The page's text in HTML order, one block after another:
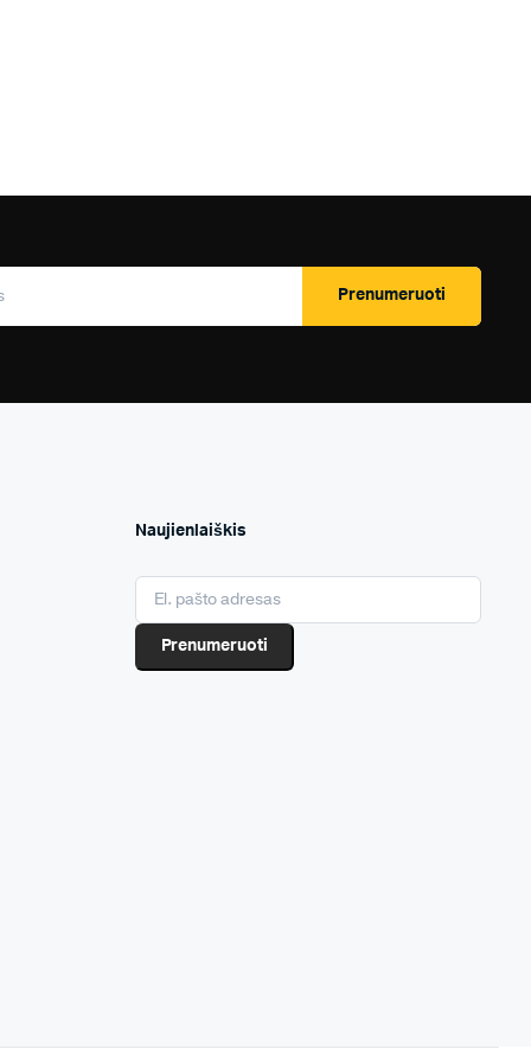
Prenumeruoti
Naujienlaiškis
Prenumeruoti